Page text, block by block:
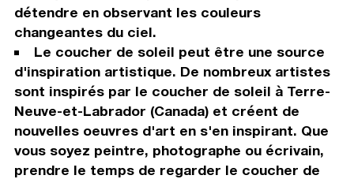
détendre en observant les couleurs
changeantes du ciel.
Le coucher de soleil peut être une source
d'inspiration artistique. De nombreux artistes
sont inspirés par le coucher de soleil à Terre-
Neuve-et-Labrador (Canada) et créent de
nouvelles oeuvres d'art en s'en inspirant. Que
vous soyez peintre, photographe ou écrivain,
prendre le temps de regarder le coucher de